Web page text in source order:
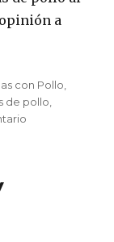
a
con Pollo
de pollo